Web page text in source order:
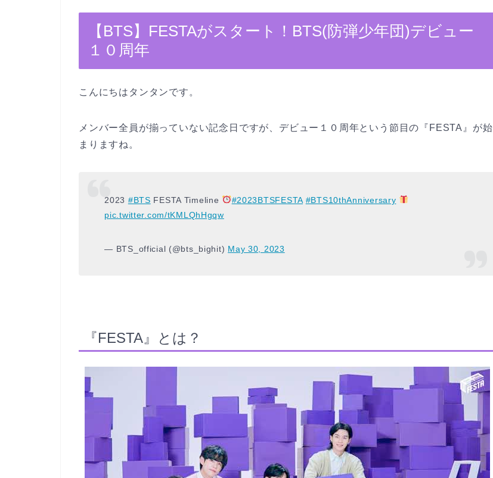
【BTS】FESTAがスタート！BTS(防弾少年団)デビュー
１０周年
こんにちはタンタンです。
メンバー全員が揃っていない記念日ですが、デビュー１０周年という節目の『FESTA』が始
まりますね。
2023 #BTS FESTA Timeline #2023BTSFESTA #BTS10thAnniversary
pic.twitter.com/tKMLQhHgqw
— BTS_official (@bts_bighit) May 30, 2023
『FESTA』とは？